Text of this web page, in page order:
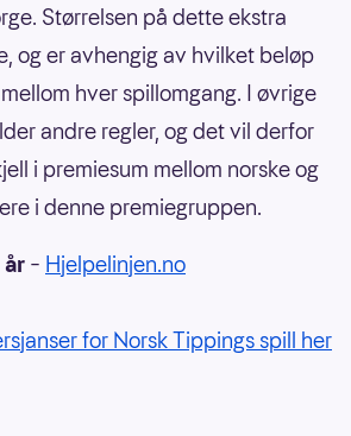
Størrelsen på dette ekstra
og er avhengig av hvilket beløp
hver spillomgang. I øvrige
andre regler, og det vil derfor
i premiesum mellom norske og
i denne premiegruppen.
– Hjelpelinjen.no
for Norsk Tippings spill her